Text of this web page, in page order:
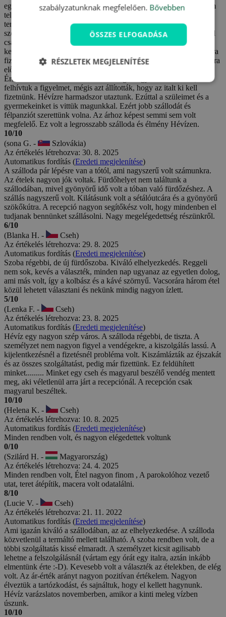
egyik sem volt jó. Italnak csak víz jutott. A voucherben semmi sem
teljesült. Üdvözlőitalról egy szó sem esett. A 3 órás belépő a
termálfürdőbe először úgy állították be, mintha csak a medencébe
szólna. A parkolást előre kifizettük, mégis azt mondták, hogy ezzel
csak a Travelkinges foglalást fizettük ki, és a parkolást újra ki
kellene fizetnünk. Végül sikerült kiharcolnunk, hogy ne kelljen újra
fizetni, de másnap, amikor a recepciós személyzet lecserélődött, újra
előjött a helyzet, és a recepciós ismét kérte a parkolási díjat.
Érkezéskor a szobában a hűtőben félig elfogyasztott ital volt, erre
felhívtuk a figyelmet, mégis azt állították, hogy az italt ki kell
fizetnünk. Hévízre harmadszor utaztunk. Ezúttal a szüleimet és a
gyermekeinket is vittük magunkkal. Ezért jobb szállodát és
félpanziót szerettünk volna. Az árhoz képest semmi sem volt
megfelelő. Ez volt a legrosszabb szálloda és élmény Hévízen.
10/10
(sona G. -
Szlovákia)
Az értékelés létrehozva: 30. 8. 2025
Automatikus fordítás (Eredeti megjelenítése)
A szálloda pár lépésre van a tótól, ami nagyszerű volt számunkra.
Az ételek nagyon jók voltak. Fürdőhelyet nem találtunk a
szállodában, mivel gyönyörű idő volt a tóban való fürdőzéshez. A
szállás nagyszerű volt. Kilátásunk volt a sétálóutcára és a gyönyörű
szökőkútra. A recepció nagyon segítőkész volt, hogy mindenben el
tudjanak bennünket szállásolni. Nagy megelégedettség részünkről.
6/10
(Blanka H. -
Cseh)
Az értékelés létrehozva: 29. 8. 2025
Automatikus fordítás (Eredeti megjelenítése)
Szoba régebbi, de új fürdőszoba. Kiváló elhelyezkedés. Reggeli
nem sok, kevés a választék, minden nap ugyanaz az egyetlen dolog,
ami más volt, így a kolbász és a kávé szörnyű. Vacsorára három étel
közül lehetett választani és nekünk mindig nagyon ízlett.
5/10
(Lenka F. -
Cseh)
Az értékelés létrehozva: 23. 8. 2025
Automatikus fordítás (Eredeti megjelenítése)
Hévíz egy nagyon szép város. A szálloda régebbi, de tiszta. A
személyzet nem nagyon figyel a vendégekre, a kiszolgálás lassú. A
kijelentkezésnél a fizetésnél probléma volt. Kiszámlázták az éjszakát
és az összes szolgáltatást, pedig már fizettünk. Ez feldühített
minket......... Minket egy cseh és magyarul beszélő vendég mentett
meg, aki véletlenül arra járt a recepciónál. A recepción csak
magyarul beszéltek.
10/10
(Helena K. -
Cseh)
Az értékelés létrehozva: 10. 8. 2025
Automatikus fordítás (Eredeti megjelenítése)
Minden rendben volt, és nagyon elégedettek voltunk
0/10
(Szilárd H. -
Magyarország)
Az értékelés létrehozva: 24. 4. 2025
Minden rendben volt, Étel nagyon finom , A parokolóhoz vezető
utat, teret átépítik, macera volt odatalálni.
8/10
(Lucie V. -
Cseh)
Az értékelés létrehozva: 21. 11. 2022
Automatikus fordítás (Eredeti megjelenítése)
Ami igazán kiváló a szállodában, az az elhelyezkedése. A szálloda
közvetlenül a termáltó mellett található. A szoba rendben volt, de a
többi szolgáltatás kissé elmaradt. A személyzet kicsit agilisabb
lehetne a felszolgálásnál (vártam egy órát egy italra, aztán inkább
elmentünk érte :-D). Kevesebb volt a választék az ételekben, de elég
volt. Az ár-érték arányt nagyon pozitívan értékelem. Nagyon
élveztük a tartózkodást, és sajnáltuk, hogy el kellett hagynunk.
Hévíz varázslatos novemberben, amikor a kinti meleg vízben
úszunk.
10/10
szabályzatunknak megfelelően. Bővebben
ÖSSZES ELFOGADÁSA
RÉSZLETEK MEGJELENÍTÉSE